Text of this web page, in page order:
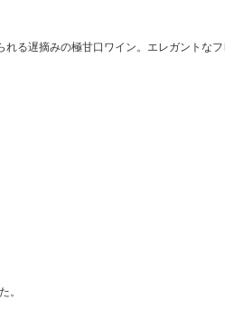
る遅摘みの極甘口ワイン。エレガントな
。